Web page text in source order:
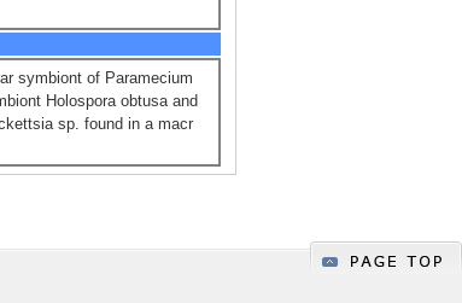
symbiont of Paramecium
Holospora obtusa and
sp. found in a macr